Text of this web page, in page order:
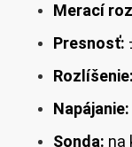
Merací
Presnosť:
Rozlíšenie:
Napájanie:
Sonda: na